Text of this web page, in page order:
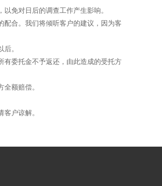
免对日后的调查工作产生影响。
合。我们将倾听客户的建议，因为客
。
委托金不予返还，由此造成的受托方
额赔偿。
户谅解。